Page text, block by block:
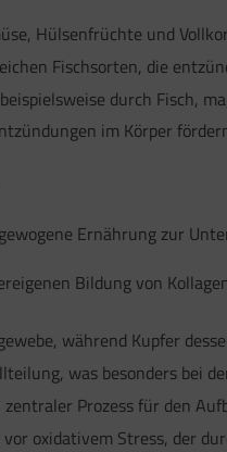
Hülsenfrüchte und
Fischsorten, die
durch Fisch,
im Körper
Ernährung zur
Bildung von
während Kupfer
was besonders bei
Prozess für den
oxidativem Stress, der